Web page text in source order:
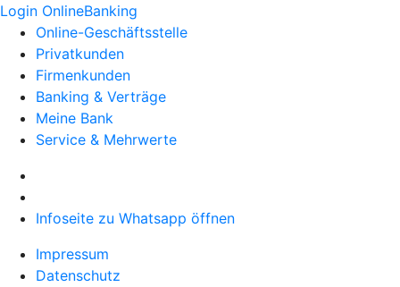
Login OnlineBanking
Online-Geschäftsstelle
Privatkunden
Firmenkunden
Banking & Verträge
Meine Bank
Service & Mehrwerte
Infoseite zu Whatsapp öffnen
Impressum
Datenschutz